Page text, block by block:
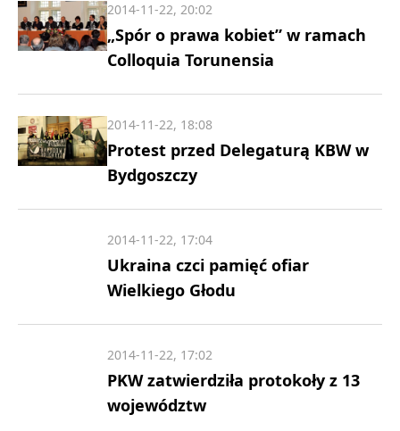
„Spór o prawa kobiet” w ramach
Colloquia Torunensia
2014-11-22, 20:02
Protest przed Delegaturą KBW w
Bydgoszczy
2014-11-22, 18:08
Ukraina czci pamięć ofiar
Wielkiego Głodu
2014-11-22, 17:04
PKW zatwierdziła protokoły z 13
województw
2014-11-22, 17:02